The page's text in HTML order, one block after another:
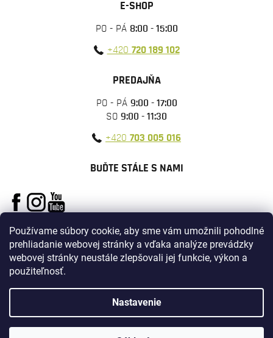
Používame súbory cookie, aby sme vám umožnili pohodlné
prehliadanie webovej stránky a vďaka analýze prevádzky
webovej stránky neustále zlepšovali jej funkcie, výkon a
použiteľnosť.
Nastavenie
E-SHOP
PO - PÁ 8:00 - 15:00
+420 720 189 102
PREDAJŇA
PO - PÁ 9:00 - 17:00
SO 9:00 - 11:30
+420 703 005 016
BUĎTE STÁLE S NAMI
Vytvoril Shoptet